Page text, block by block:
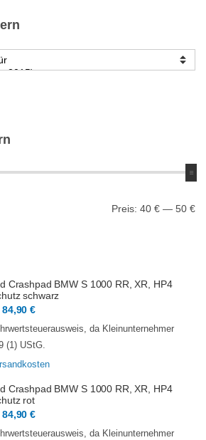
Preis: 40 € — 50 €
Crashpad BMW S 1000 RR, XR, HP4
schwarz
Ursprünglicher
Preis
war:
93,90 €
84,90€Aktueller
Preis
ist:
84,90 €.
da Kleinunternehmer
(1) UStG.
Crashpad BMW S 1000 RR, XR, HP4
rot
Ursprünglicher
Preis
84,90€Aktueller
Preis
da Kleinunternehmer